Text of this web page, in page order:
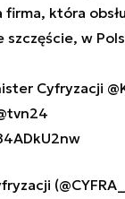
która
szczęście, w
Cyfryzacji